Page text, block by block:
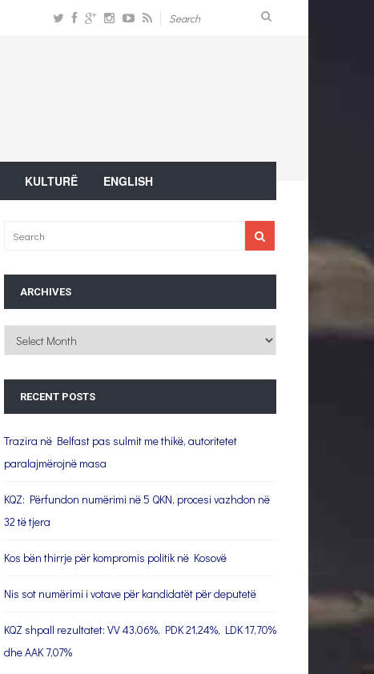
KULTURË ENGLISH
ARCHIVES
Archives
RECENT POSTS
Trazira në Belfast pas sulmit me thikë, autoritetet
paralajmërojnë masa
KQZ: Përfundon numërimi në 5 QKN, procesi vazhdon në
32 të tjera
Kos bën thirrje për kompromis politik në Kosovë
Nis sot numërimi i votave për kandidatët për deputetë
KQZ shpall rezultatet: VV 43,06%, PDK 21,24%, LDK 17,70%
dhe AAK 7,07%